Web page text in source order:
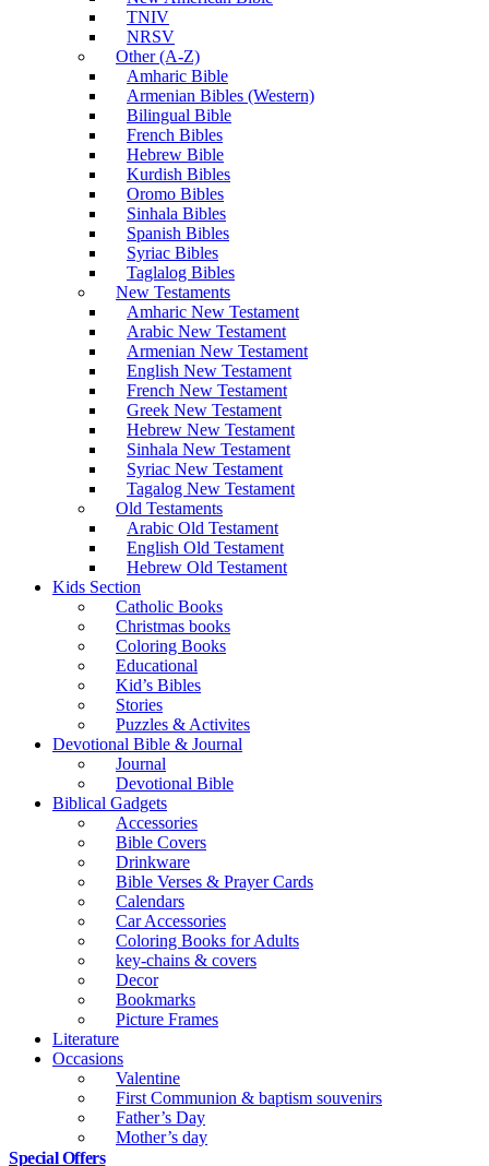
TNIV
NRSV
Other (A-Z)
Amharic Bible
Armenian Bibles (Western)
Bilingual Bible
French Bibles
Hebrew Bible
Kurdish Bibles
Oromo Bibles
Sinhala Bibles
Spanish Bibles
Syriac Bibles
Taglalog Bibles
New Testaments
Amharic New Testament
Arabic New Testament
Armenian New Testament
English New Testament
French New Testament
Greek New Testament
Hebrew New Testament
Sinhala New Testament
Syriac New Testament
Tagalog New Testament
Old Testaments
Arabic Old Testament
English Old Testament
Hebrew Old Testament
Kids Section
Catholic Books
Christmas books
Coloring Books
Educational
Kid’s Bibles
Stories
Puzzles & Activites
Devotional Bible & Journal
Journal
Devotional Bible
Biblical Gadgets
Accessories
Bible Covers
Drinkware
Bible Verses & Prayer Cards
Calendars
Car Accessories
Coloring Books for Adults
key-chains & covers
Decor
Bookmarks
Picture Frames
Literature
Occasions
Valentine
First Communion & baptism souvenirs
Father’s Day
Mother’s day
Special Offers